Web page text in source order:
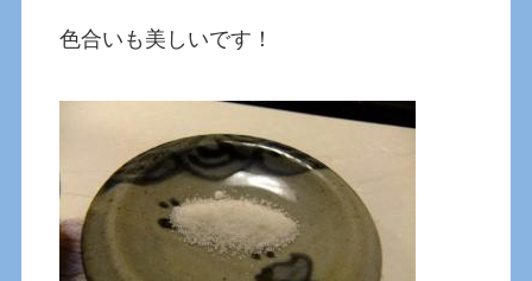
色合いも美しいです！